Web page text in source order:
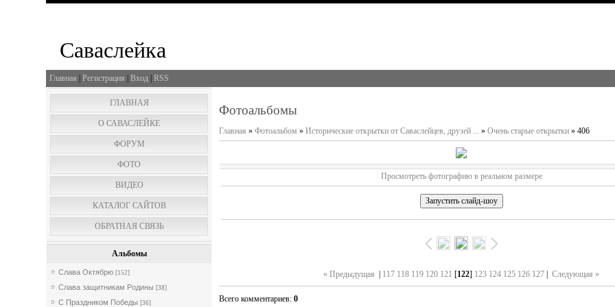
Саваслейка
Главная |Регистрация |Вход |RSS
ГЛАВНАЯ
О САВАСЛЕЙКЕ
ФОРУМ
ФОТО
ВИДЕО
КАТАЛОГ САЙТОВ
ОБРАТНАЯ СВЯЗЬ
Альбомы
Слава Октябрю [152]
Слава защитникам Родины [38]
С Праздником Победы [36]
Фотоальбомы
Главная »Фотоальбом »Исторические открытки от Саваслейцев, друзей ... »Очень старые открытки » 406
Просмотреть фотографию в реальном размере
« Предыдущая 117 118 119 120 121 [122] 123 124 125 126 127 |Следующая »
Всего комментариев:0